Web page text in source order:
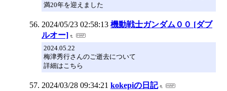
満20年を迎えました
2024/05/23 02:58:13 機動戦士ガンダム００ [ダブ
ルオー]
2024.05.22
梅津秀行さんのご逝去について
詳細はこちら
2024/03/28 09:34:21 kokepiの日記